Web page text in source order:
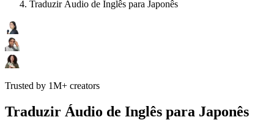
Traduzir Áudio de Inglês para Japonês
Trusted by 1M+ creators
Traduzir Áudio de Inglês para Japonês